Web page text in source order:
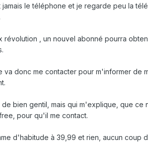
le téléphone et je regarde peu la
, un nouvel abonné pourra
donc me contacter pour m'informer de
bien gentil, mais qui m'explique, que
pour qu'il me contact.
d'habitude à 39,99 et rien, aucun coup